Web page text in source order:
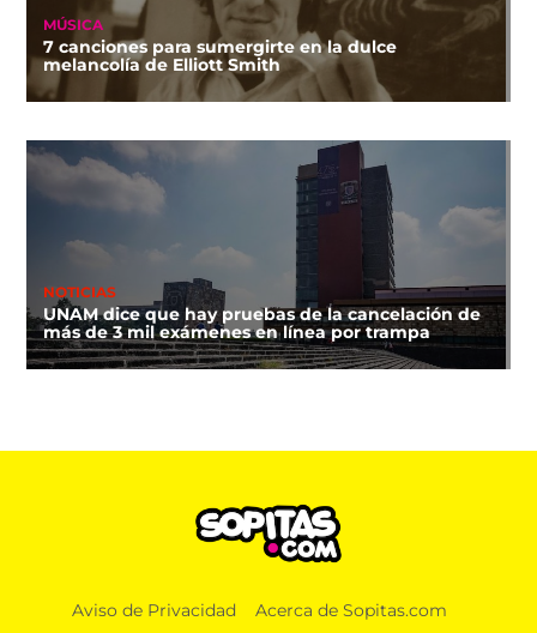
MÚSICA
7 canciones para sumergirte en la dulce
melancolía de Elliott Smith
NOTICIAS
UNAM dice que hay pruebas de la cancelación de
más de 3 mil exámenes en línea por trampa
Aviso de Privacidad Acerca de Sopitas.com